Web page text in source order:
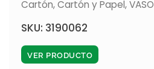
Cartón,Cartón y Papel,
SKU: 3190062
VER PRODUCTO